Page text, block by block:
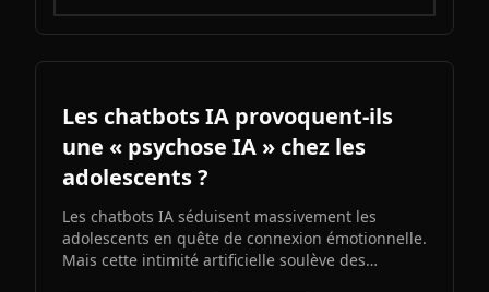
Les chatbots IA provoquent-ils
une « psychose IA » chez les
adolescents ?
Les chatbots IA séduisent massivement les
adolescents en quête de connexion émotionnelle.
Mais cette intimité artificielle soulève des